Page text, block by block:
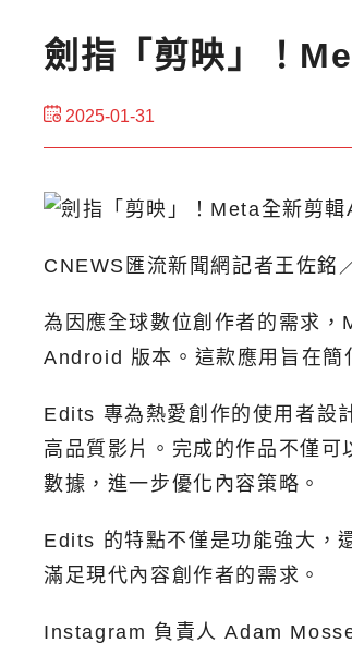
劍指「剪映」！
2025-01-31
CNEWS匯流新聞網記者王佐銘
為因應全球數位創作者的需求
Android 版本。這款應用旨在簡
Edits 專為熱愛創作的使用者設
高品質影片。完成的作品不僅
數據，進一步優化內容策略。
Edits 的特點不僅是功能強大，
滿足現代內容創作者的需求。
Instagram 負責人 Adam